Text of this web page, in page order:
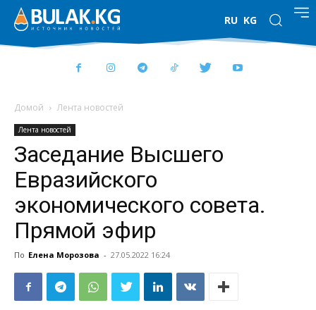
RU KG
Домой Лента новостей
Лента новостей
Заседание Высшего
Евразийского
экономического совета.
Прямой эфир
По Елена Морозова - 27.05.2022 16:24